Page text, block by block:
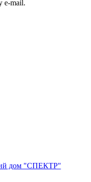
e-mail.
дом "СПЕКТР"